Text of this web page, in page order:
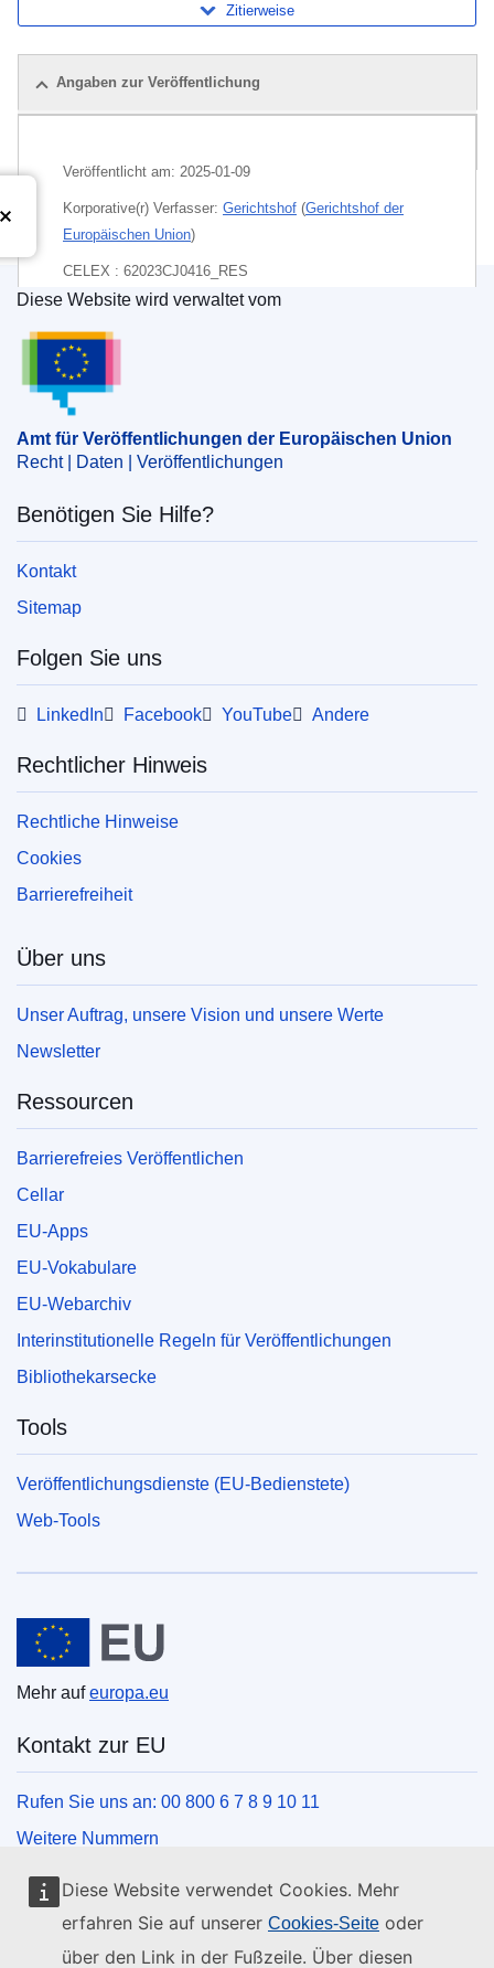
Diese Website verwendet Cookies. Mehr
erfahren Sie auf unserer Cookies-Seite oder
über den Link in der Fußzeile. Über diesen
Zitierweise
Angaben zur Veröffentlichung
Veröffentlicht am: 2025-01-09
Korporative(r) Verfasser: Gerichtshof (Gerichtshof der
Europäischen Union)
CELEX : 62023CJ0416_RES
ECLI : ECLI:EU:C:2025:3
Amt für Veröffentlichungen der Europäischen
Diese Website wird verwaltet vom
Amt für Veröffentlichungen der Europäischen Union
Recht | Daten | Veröffentlichungen
Benötigen Sie Hilfe?
Kontakt
Sitemap
Folgen Sie uns
LinkedIn Facebook YouTube Andere
Rechtlicher Hinweis
Rechtliche Hinweise
Cookies
Barrierefreiheit
Über uns
Unser Auftrag, unsere Vision und unsere Werte
Newsletter
Ressourcen
Barrierefreies Veröffentlichen
Cellar
EU-Apps
EU-Vokabulare
EU-Webarchiv
Interinstitutionelle Regeln für Veröffentlichungen
Bibliothekarsecke
Tools
Veröffentlichungsdienste (EU-Bedienstete)
Web-Tools
Europäische Union
Mehr aufeuropa.eu
Kontakt zur EU
Rufen Sie uns an: 00 800 6 7 8 9 10 11
Weitere Nummern
Schreiben Sie uns über unser Kontaktformular
Kommen Sie in einem der EU-Zentren vorbei